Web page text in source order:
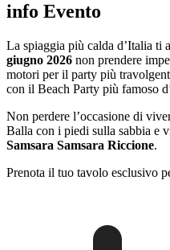
info Evento
La spiaggia più calda d’Italia ti
giugno 2026 non prendere
motori per il party più
con il Beach Party più famoso
Non perdere l’occasione di
Balla con i piedi sulla sabbia e
Samsara Samsara Riccione.
Prenota il tuo tavolo esclusivo